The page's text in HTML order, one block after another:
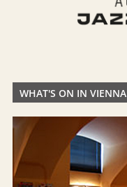
WHAT'S ON IN VIENNA